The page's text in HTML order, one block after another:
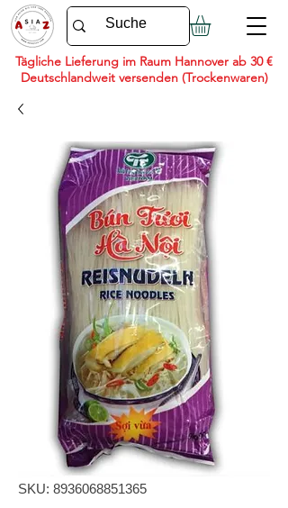
Tägliche Lieferung im Raum Hannover ab 30 €
Deutschlandweit versenden (Trockenwaren)
SKU: 8936068851365